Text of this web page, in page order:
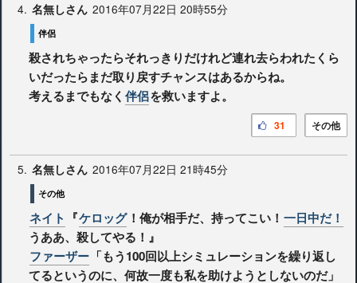
4. 名無しさん 2016年07月22日 20時55分
伴侶
殺されちゃったらそれっきりだけれど連れ去らわれたくら
いだったらまだ取り戻すチャンスはあるからね。
考えるまでもなく 伴侶を救いますよ。
その他
31
5. 名無しさん 2016年07月22日 21時45分
その他
ネイト 『ケロッグ ！俺が相手だ、持ってこい！ 一日中だ！
うああ、殺してやる！』
ファーザー 「もう100回以上シミュレーションを繰り返し
てるというのに、何故一度も私を助けようとしないのだ」